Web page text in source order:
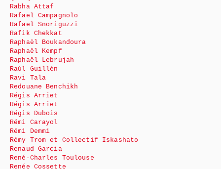
Rabha Attaf
Rafael Campagnolo
Rafaël Snoriguzzi
Rafik Chekkat
Raphaël Boukandoura
Raphaël Kempf
Raphaël Lebrujah
Raúl Guillén
Ravi Tala
Redouane Benchikh
Régis Arriet
Régis Arriet
Régis Dubois
Rémi Carayol
Rémi Demmi
Rémy Trom et Collectif Iskashato
Renaud Garcia
René-Charles Toulouse
Renée Cossette